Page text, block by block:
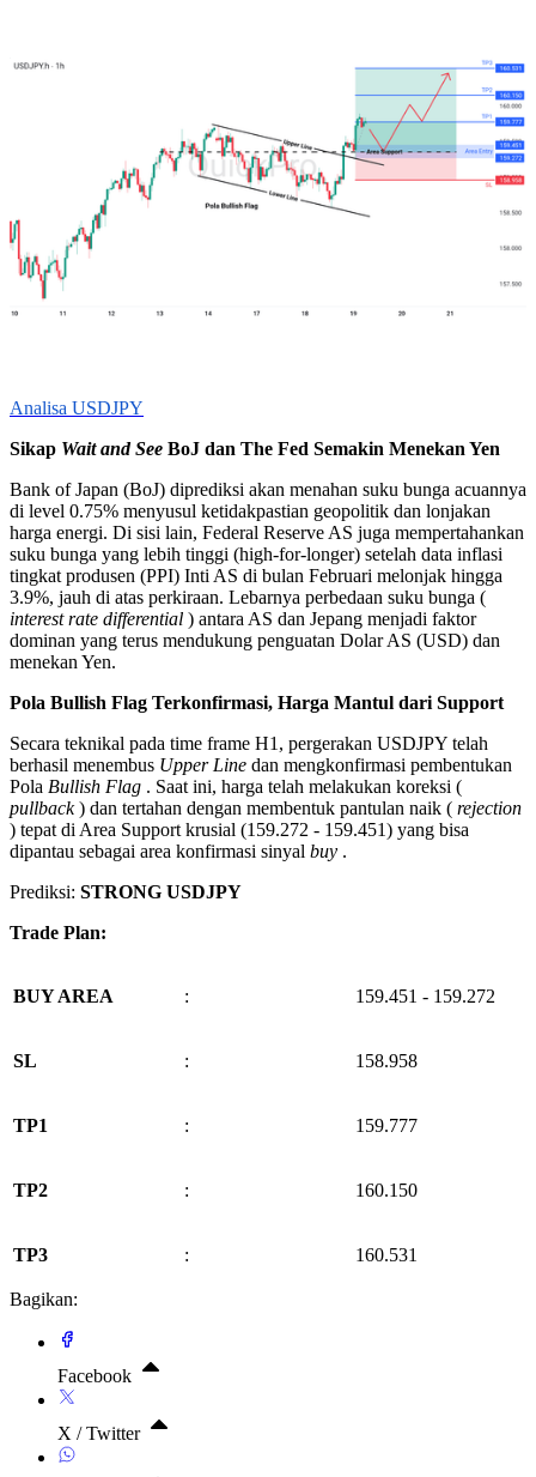
Analisa USDJPY
Sikap Wait and See BoJ dan The Fed Semakin Menekan Yen
Bank of Japan (BoJ) diprediksi akan menahan suku bunga acuannya
di level 0.75% menyusul ketidakpastian geopolitik dan lonjakan
harga energi. Di sisi lain, Federal Reserve AS juga mempertahankan
suku bunga yang lebih tinggi (high-for-longer) setelah data inflasi
tingkat produsen (PPI) Inti AS di bulan Februari melonjak hingga
3.9%, jauh di atas perkiraan. Lebarnya perbedaan suku bunga (
interest rate differential ) antara AS dan Jepang menjadi faktor
dominan yang terus mendukung penguatan Dolar AS (USD) dan
menekan Yen.
Pola Bullish Flag Terkonfirmasi, Harga Mantul dari Support
Secara teknikal pada time frame H1, pergerakan USDJPY telah
berhasil menembus Upper Line dan mengkonfirmasi pembentukan
Pola Bullish Flag . Saat ini, harga telah melakukan koreksi (
pullback ) dan tertahan dengan membentuk pantulan naik ( rejection
) tepat di Area Support krusial (159.272 - 159.451) yang bisa
dipantau sebagai area konfirmasi sinyal buy .
Prediksi: STRONG USDJPY
Trade Plan:
BUY AREA : 159.451 - 159.272
SL : 158.958
TP1 : 159.777
TP2 : 160.150
TP3 : 160.531
Bagikan:
Facebook
X / Twitter